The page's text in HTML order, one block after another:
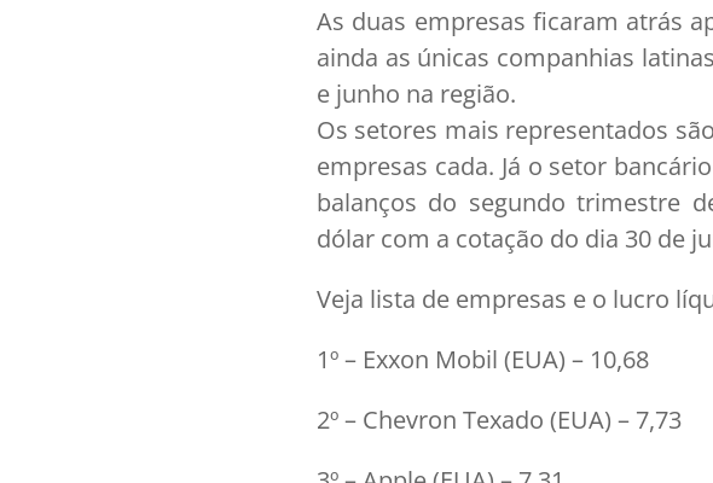
As duas empresas ficaram atrás
ainda as únicas companhias
e junho na região.
Os setores mais representados
empresas cada. Já o setor
balanços do segundo trimestre
dólar com a cotação do dia 30 de
Veja lista de empresas e o lucro
1º – Exxon Mobil (EUA) – 10,68
2º – Chevron Texado (EUA) – 7,73